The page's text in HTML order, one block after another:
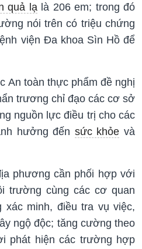
quả lạ là 206 em; trong đó
nói trên có triệu chứng
viện Đa khoa Sìn Hồ để
An toàn thực phẩm đề nghị
trương chỉ đạo các cơ sở
nguồn lực điều trị cho các
hưởng đến sức khỏe và
phương cần phối hợp với
trường cùng các cơ quan
minh, điều tra vụ việc,
ngộ độc; tăng cường theo
phát hiện các trường hợp